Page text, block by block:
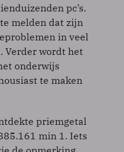
pc’s.
melden dat zijn
in veel
Verder wordt het
onderwijs
te maken
priemgetal
min 1. Iets